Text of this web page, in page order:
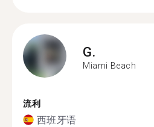
G.
Miami Beach
流利
西班牙语